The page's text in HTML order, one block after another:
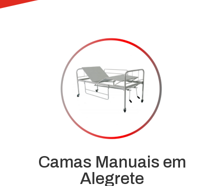
Camas Manuais em
Alegrete